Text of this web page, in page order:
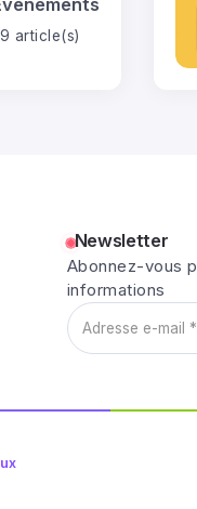
9 article(s)
Newsletter
Abonnez-vous
informations